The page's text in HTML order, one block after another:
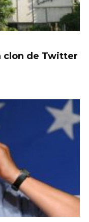
clon de Twitter